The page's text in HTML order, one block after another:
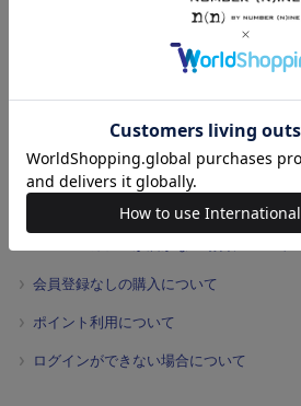
個人情報保護方針について
会員サービスについて
注文履歴が反映されていない場合について
会員登録なしの購入について
ポイント利用について
ログインができない場合について